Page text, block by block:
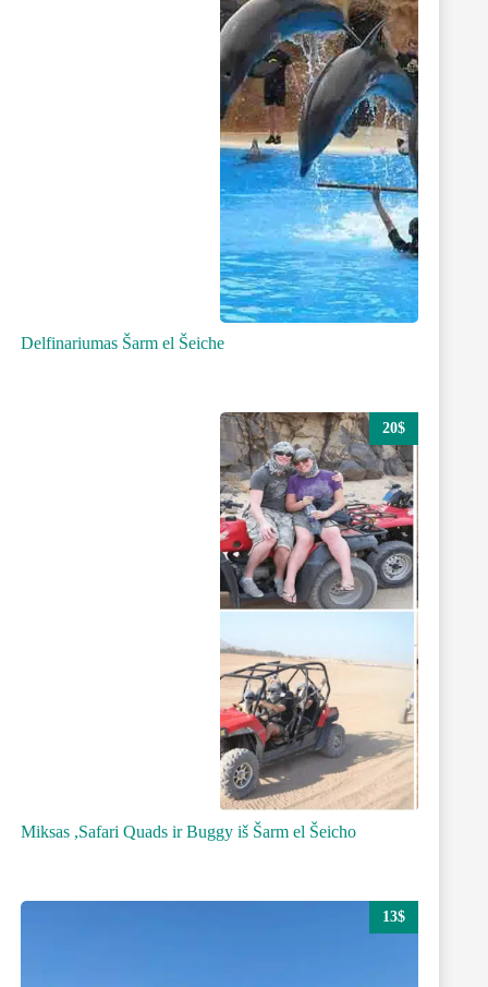
Delfinariumas Šarm el Šeiche
Miksas ,Safari Quads ir Buggy iš Šarm el Šeicho
20$
13$